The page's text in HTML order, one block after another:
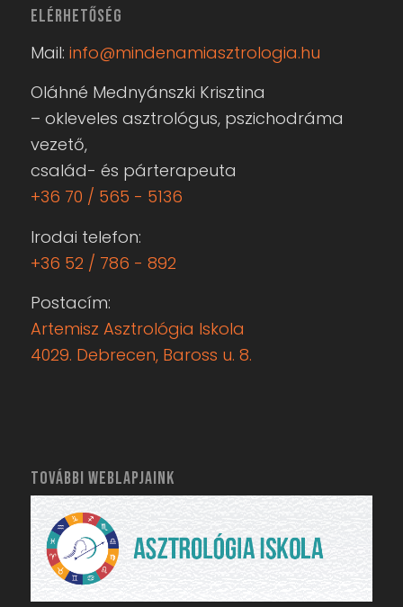
ELÉRHETŐSÉG
Mail: info@mindenamiasztrologia.hu
Oláhné Mednyánszki Krisztina
– okleveles asztrológus, pszichodráma
vezető,
család- és párterapeuta
+36 70 / 565 - 5136
Irodai telefon:
+36 52 / 786 - 892
Postacím:
Artemisz Asztrológia Iskola
4029. Debrecen, Baross u. 8.
TOVÁBBI WEBLAPJAINK